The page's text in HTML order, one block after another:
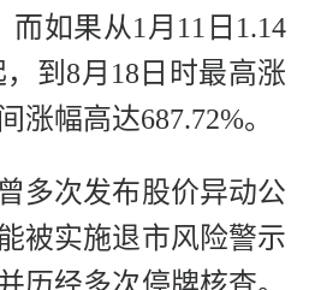
而如果从1月11日1.14
到8月18日时最高涨
涨幅高达687.72%。
多次发布股价异动公
被实施退市风险警示